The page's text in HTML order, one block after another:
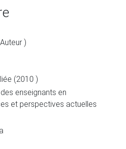
)
(2010 )
enseignants en
et perspectives actuelles